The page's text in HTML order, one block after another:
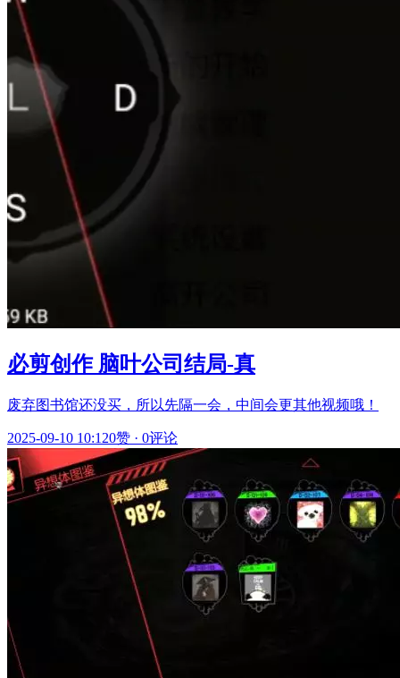
必剪创作 脑叶公司结局-真
废弃图书馆还没买，所以先隔一会，中间会更其他视频哦！
2025-09-10 10:120赞 · 0评论